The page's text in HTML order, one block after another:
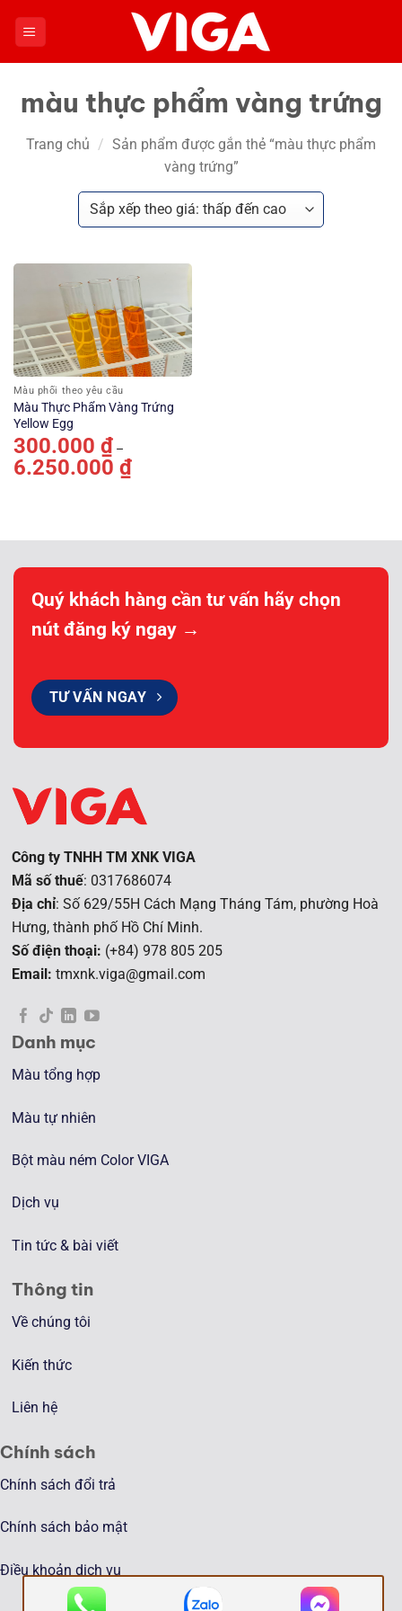
màu thực phẩm vàng trứng
Trang chủ / Sản phẩm được gắn thẻ “màu thực phẩm
vàng trứng”
Màu phối theo yêu cầu
Màu Thực Phẩm Vàng Trứng
Yellow Egg
300.000 ₫ –
6.250.000 ₫Khoảng
giá:
Quý khách hàng cần tư vấn hãy chọn
nút đăng ký ngay →
TƯ VẤN NGAY
Công ty TNHH TM XNK VIGA
Mã số thuế: 0317686074
Địa chỉ: Số 629/55H Cách Mạng Tháng Tám, phường Hoà
Hưng, thành phố Hồ Chí Minh.
Số điện thoại: (+84) 978 805 205
Email: tmxnk.viga@gmail.com
Danh mục
Màu tổng hợp
Màu tự nhiên
Bột màu ném Color VIGA
Dịch vụ
Tin tức & bài viết
Thông tin
Về chúng tôi
Kiến thức
Liên hệ
Chính sách
Chính sách đổi trả
Chính sách bảo mật
Điều khoản dịch vụ